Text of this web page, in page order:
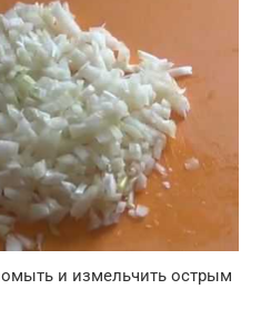
и измельчить острым